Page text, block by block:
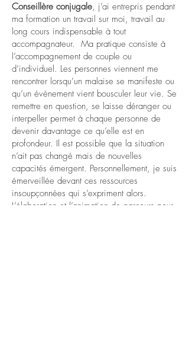
Conseillère conjugale, j’ai entrepris pendant
ma formation un travail sur moi, travail au
long cours indispensable à tout
accompagnateur. Ma pratique consiste à
l’accompagnement de couple ou
d’individuel. Les personnes viennent me
rencontrer lorsqu’un malaise se manifeste ou
qu’un évènement vient bousculer leur vie. Se
remettre en question, se laisse déranger ou
interpeller permet à chaque personne de
devenir davantage ce qu’elle est en
profondeur. Il est possible que la situation
n’ait pas changé mais de nouvelles
capacités émergent. Personnellement, je suis
émerveillée devant ces ressources
insoupçonnées qui s’expriment alors.
L’élaboration et l’animation de parcours pour